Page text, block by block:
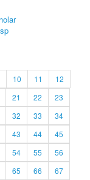
10 11
12
21 22
23
32 33
34
43 44
45
54 55
56
65 66
67